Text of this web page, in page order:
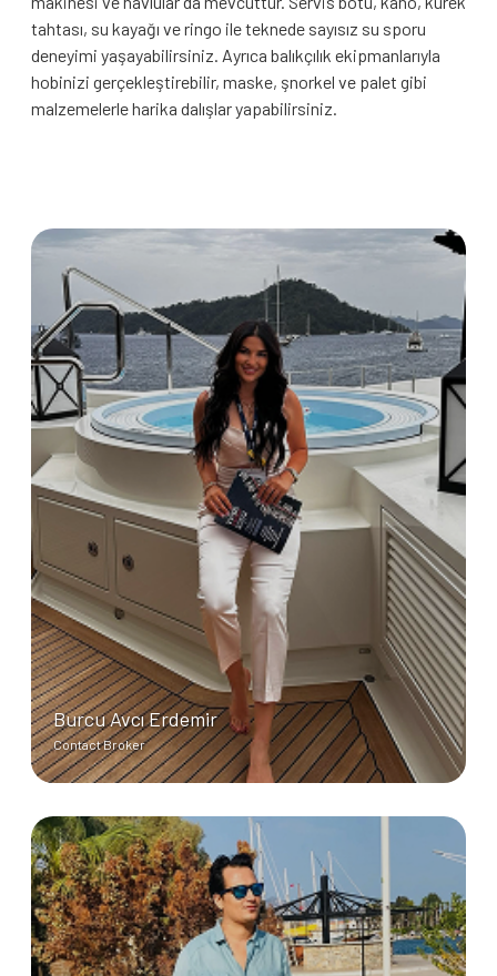
tahtası, su kayağı ve ringo ile teknede sayısız su sporu
deneyimi yaşayabilirsiniz. Ayrıca balıkçılık ekipmanlarıyla
hobinizi gerçekleştirebilir, maske, şnorkel ve palet gibi
malzemelerle harika dalışlar yapabilirsiniz.
Burcu Avcı Erdemir
Contact Broker